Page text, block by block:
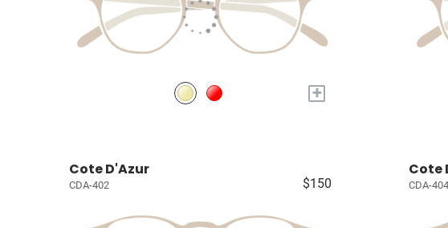
+
Cote D'Azur
CDA-402 $150
Cote
CDA-404